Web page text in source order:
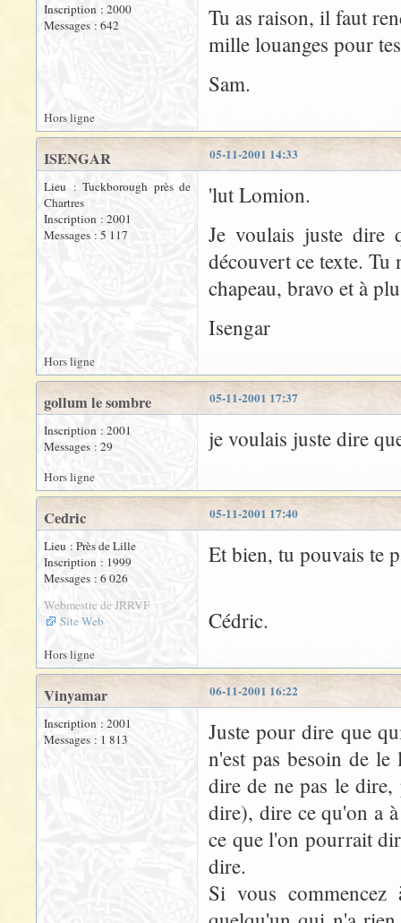
Inscription : 2000
Messages : 642
Tu as raison, il faut
mille louanges pour
Sam.
Hors ligne
05-11-2001 14:33
ISENGAR
Lieu : Tuckborough près de
Chartres
Inscription : 2001
Messages : 5 117
'lut Lomion.
Je voulais juste dire
découvert ce texte.
chapeau, bravo et à
Isengar
Hors ligne
05-11-2001 17:37
gollum le sombre
Inscription : 2001
Messages : 29
je voulais juste dire
Hors ligne
05-11-2001 17:40
Cedric
Lieu : Près de Lille
Inscription : 1999
Messages : 6 026
Webmestre de JRRVF
Site Web
Et bien, tu pouvais te
Cédric.
Hors ligne
06-11-2001 16:22
Vinyamar
Inscription : 2001
Messages : 1 813
Juste pour dire que
n'est pas besoin de
dire de ne pas le
dire), dire ce qu'on a
ce que l'on pourrait
dire.
Si vous